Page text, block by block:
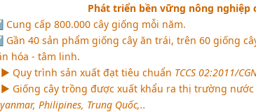
Phát triển bền vững nông nghiệp
cấp 800.000 cây giống mỗi năm.
40 sản phẩm giống cây ăn trái, trên 60 giống
hóa - tâm linh.
Quy trình sản xuất đạt tiêu chuẩn TCCS 02:2011/
Giống cây trồng được xuất khẩu ra thị trường nước
Philipines, Trung Quốc,..